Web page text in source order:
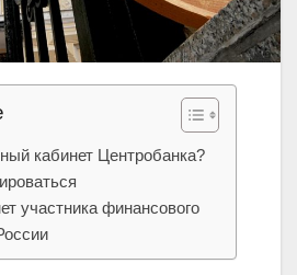
кабинет Центробанка?
участника финансового